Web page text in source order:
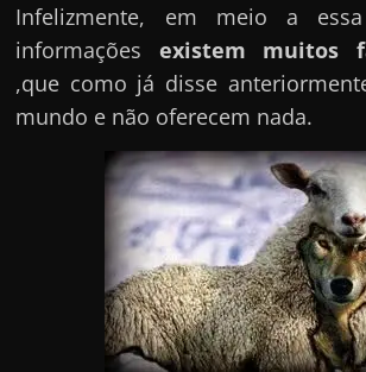
Infelizmente, em meio a
informações existem muitos
,que como já disse
mundo e não oferecem nada.